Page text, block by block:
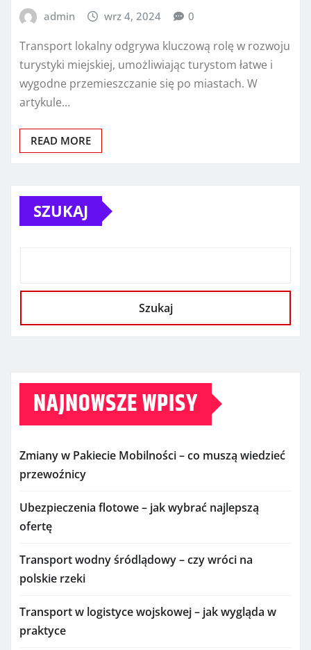
admin wrz 4, 2024 0
Transport lokalny odgrywa kluczową rolę w rozwoju
turystyki miejskiej, umożliwiając turystom łatwe i
wygodne przemieszczanie się po miastach. W
artykule…
READ MORE
SZUKAJ
Szukaj
NAJNOWSZE WPISY
Zmiany w Pakiecie Mobilności – co muszą wiedzieć
przewoźnicy
Ubezpieczenia flotowe – jak wybrać najlepszą
ofertę
Transport wodny śródlądowy – czy wróci na
polskie rzeki
Transport w logistyce wojskowej – jak wygląda w
praktyce